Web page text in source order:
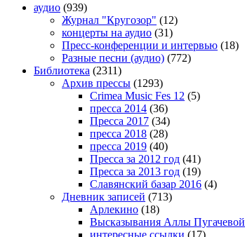
аудио (939)
Журнал "Кругозор" (12)
концерты на аудио (31)
Пресс-конференции и интервью (18)
Разные песни (аудио) (772)
Библиотека (2311)
Архив прессы (1293)
Crimea Music Fes 12 (5)
пресса 2014 (36)
Пресса 2017 (34)
пресса 2018 (28)
пресса 2019 (40)
Пресса за 2012 год (41)
Пресса за 2013 год (19)
Славянский базар 2016 (4)
Дневник записей (713)
Арлекино (18)
Высказывания Аллы Пугачевой
интересные ссылки (17)